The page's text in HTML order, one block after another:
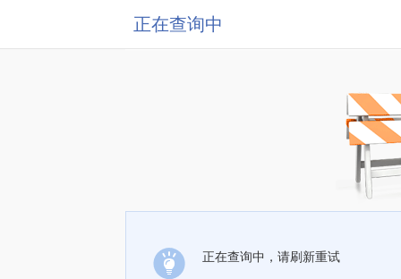
正在查询中
正在查询中，请刷新重试